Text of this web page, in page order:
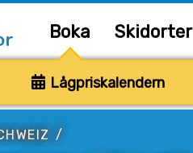
Boka Skidorter
Lågpriskalendern
/